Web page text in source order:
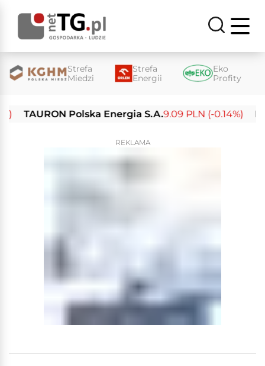
Strefa
Miedzi
Strefa
Energii
Eko
Profity
TAURON Polska Energia S.A. 9.09 PLN (-0.14%) Enea
REKLAMA